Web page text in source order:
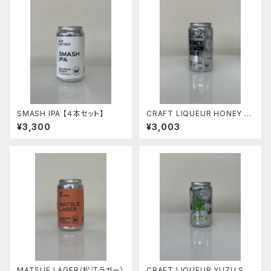
SMASH IPA 【４本セット】
¥3,300
CRAFT LIQUEUR HONEY LE
MON SOUR 【４本セット】
¥3,003